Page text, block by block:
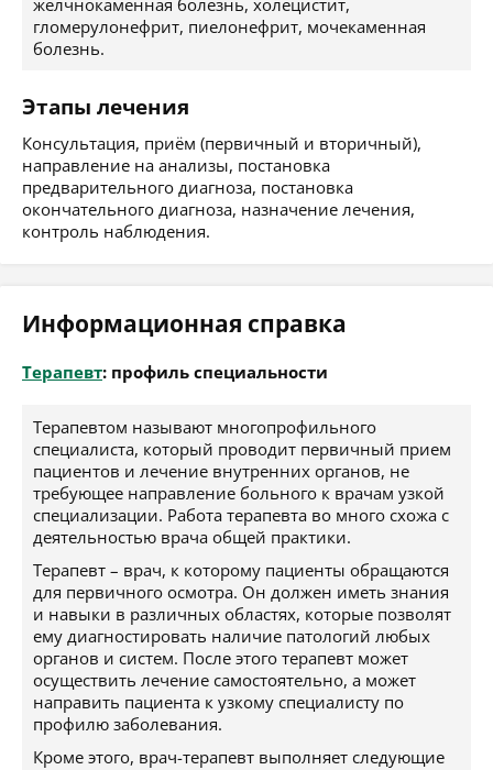
желчнокаменная болезнь, холецистит,
гломерулонефрит, пиелонефрит, мочекаменная
болезнь.
Этапы лечения
Консультация, приём (первичный и вторичный),
направление на анализы, постановка
предварительного диагноза, постановка
окончательного диагноза, назначение лечения,
контроль наблюдения.
Информационная справка
Терапевт: профиль специальности
Терапевтом называют многопрофильного
специалиста, который проводит первичный прием
пациентов и лечение внутренних органов, не
требующее направление больного к врачам узкой
специализации. Работа терапевта во много схожа с
деятельностью врача общей практики.
Терапевт – врач, к которому пациенты обращаются
для первичного осмотра. Он должен иметь знания
и навыки в различных областях, которые позволят
ему диагностировать наличие патологий любых
органов и систем. После этого терапевт может
осуществить лечение самостоятельно, а может
направить пациента к узкому специалисту по
профилю заболевания.
Кроме этого, врач-терапевт выполняет следующие